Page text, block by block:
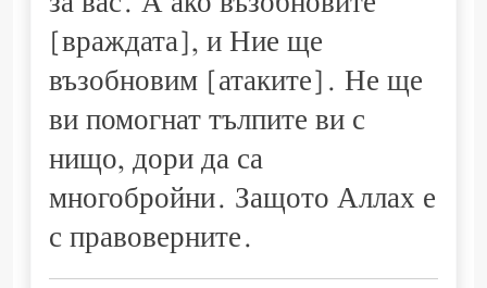
[враждата], и Ние ще
възобновим [атаките]. Не ще
ви помогнат тълпите ви с
нищо, дори да са
многобройни. Защото Аллах е
с правоверните.